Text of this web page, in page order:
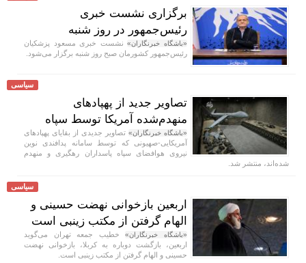
برگزاری نشست خبری
رئیس‌جمهور در روز شنبه
«باشگاه خبرنگاران»نشست خبری مسعود پزشکیان
رئیس‌جمهور کشورمان صبح روز شنبه برگزار می‌شود.
سیاسی
تصاویر جدید از پهپادهای
منهدم‌شده آمریکا توسط سپاه
«باشگاه خبرنگاران» تصاویر جدیدی از بقایای پهپادهای
آمریکایی-صهیونی که توسط سامانه‌ پدافندی نوین
نیروی هوافضای سپاه پاسداران رهگیری و منهدم
شده‌اند، منتشر شد.
سیاسی
اربعین بازخوانی نهضت حسینی و
الهام گرفتن از مکتب زینبی است
«باشگاه خبرنگاران»خطیب جمعه تهران می‌گوید
اربعین، بازگشت دوباره به کربلا، بازخوانی نهضت
حسینی و الهام گرفتن از مکتب زینبی است.